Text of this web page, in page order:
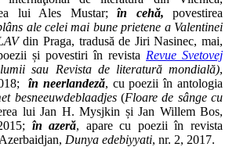
lui Ales Mustar; în cehă, povestirea
ale celei mai bune prietene a Valentinei
din Praga, tradusă de Jiri Nasinec, mai,
și povestiri în revista Revue Svetovej
sau Revista de literatură mondială),
în neerlandeză, cu poezii în antologia
besneeuwdeblaadjes (Floare de sânge cu
lui Jan H. Mysjkin și Jan Willem Bos,
în azeră, apare cu poezii în revista
Dunya edebiyyati, nr. 2, 2017.